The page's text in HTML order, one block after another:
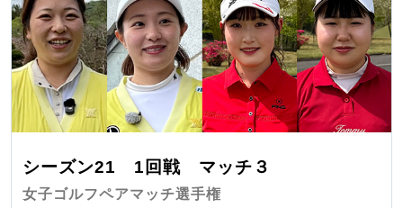
シーズン21 1回戦 マッチ３
女子ゴルフペアマッチ選手権